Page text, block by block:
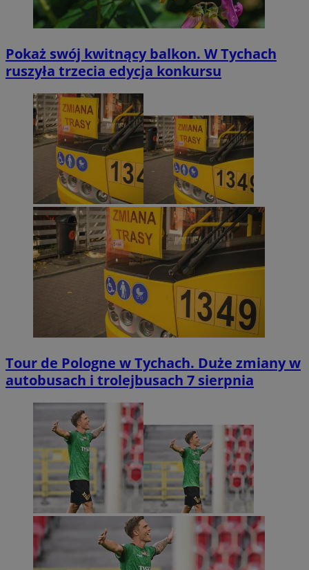
Pokaż swój kwitnący balkon. W Tychach
ruszyła trzecia edycja konkursu
Tour de Pologne w Tychach. Duże zmiany w
autobusach i trolejbusach 7 sierpnia